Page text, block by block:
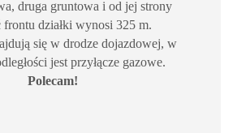
druga gruntowa i od jej strony
frontu działki wynosi 325 m.
się w drodze dojazdowej, w
jest przyłącze gazowe.
Polecam!